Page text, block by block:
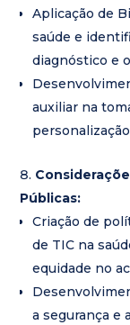
Aplicação de
saúde e
diagnóstico e
auxiliar na
Públicas:
Criação de
de TIC na
equidade no
a segurança e